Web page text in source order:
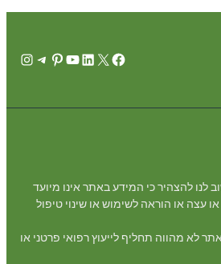
Facebook
X
LinkedIn
YouTube
Pinterest
לנו להצהיר כי המידע באתר אינו מיועד
עצה או הוראה לשימוש או שינוי טיפול
לא מהווה תחליף לייעוץ רפואי פרטני או